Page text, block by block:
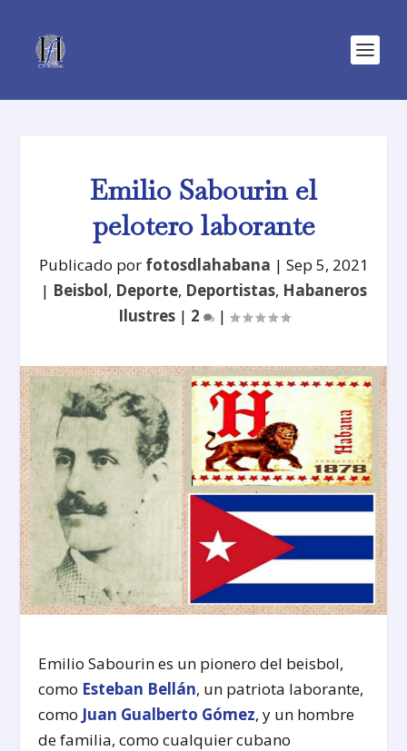
Emilio Sabourin el
pelotero laborante
Publicado por fotosdlahabana | Sep 5, 2021
| Beisbol, Deporte, Deportistas, Habaneros
Ilustres| 2 |
Emilio Sabourin es un pionero del beisbol,
como Esteban Bellán, un patriota laborante,
como Juan Gualberto Gómez, y un hombre
de familia, como cualquier cubano